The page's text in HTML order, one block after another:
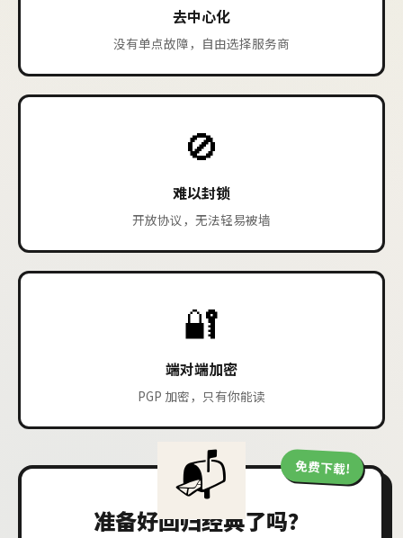
去中心化
没有单点故障，自由选择服务商
🚫
难以封锁
开放协议，无法轻易被墙
🔐
端对端加密
PGP 加密，只有你能读
免费下载!
准备好回归经典了吗？